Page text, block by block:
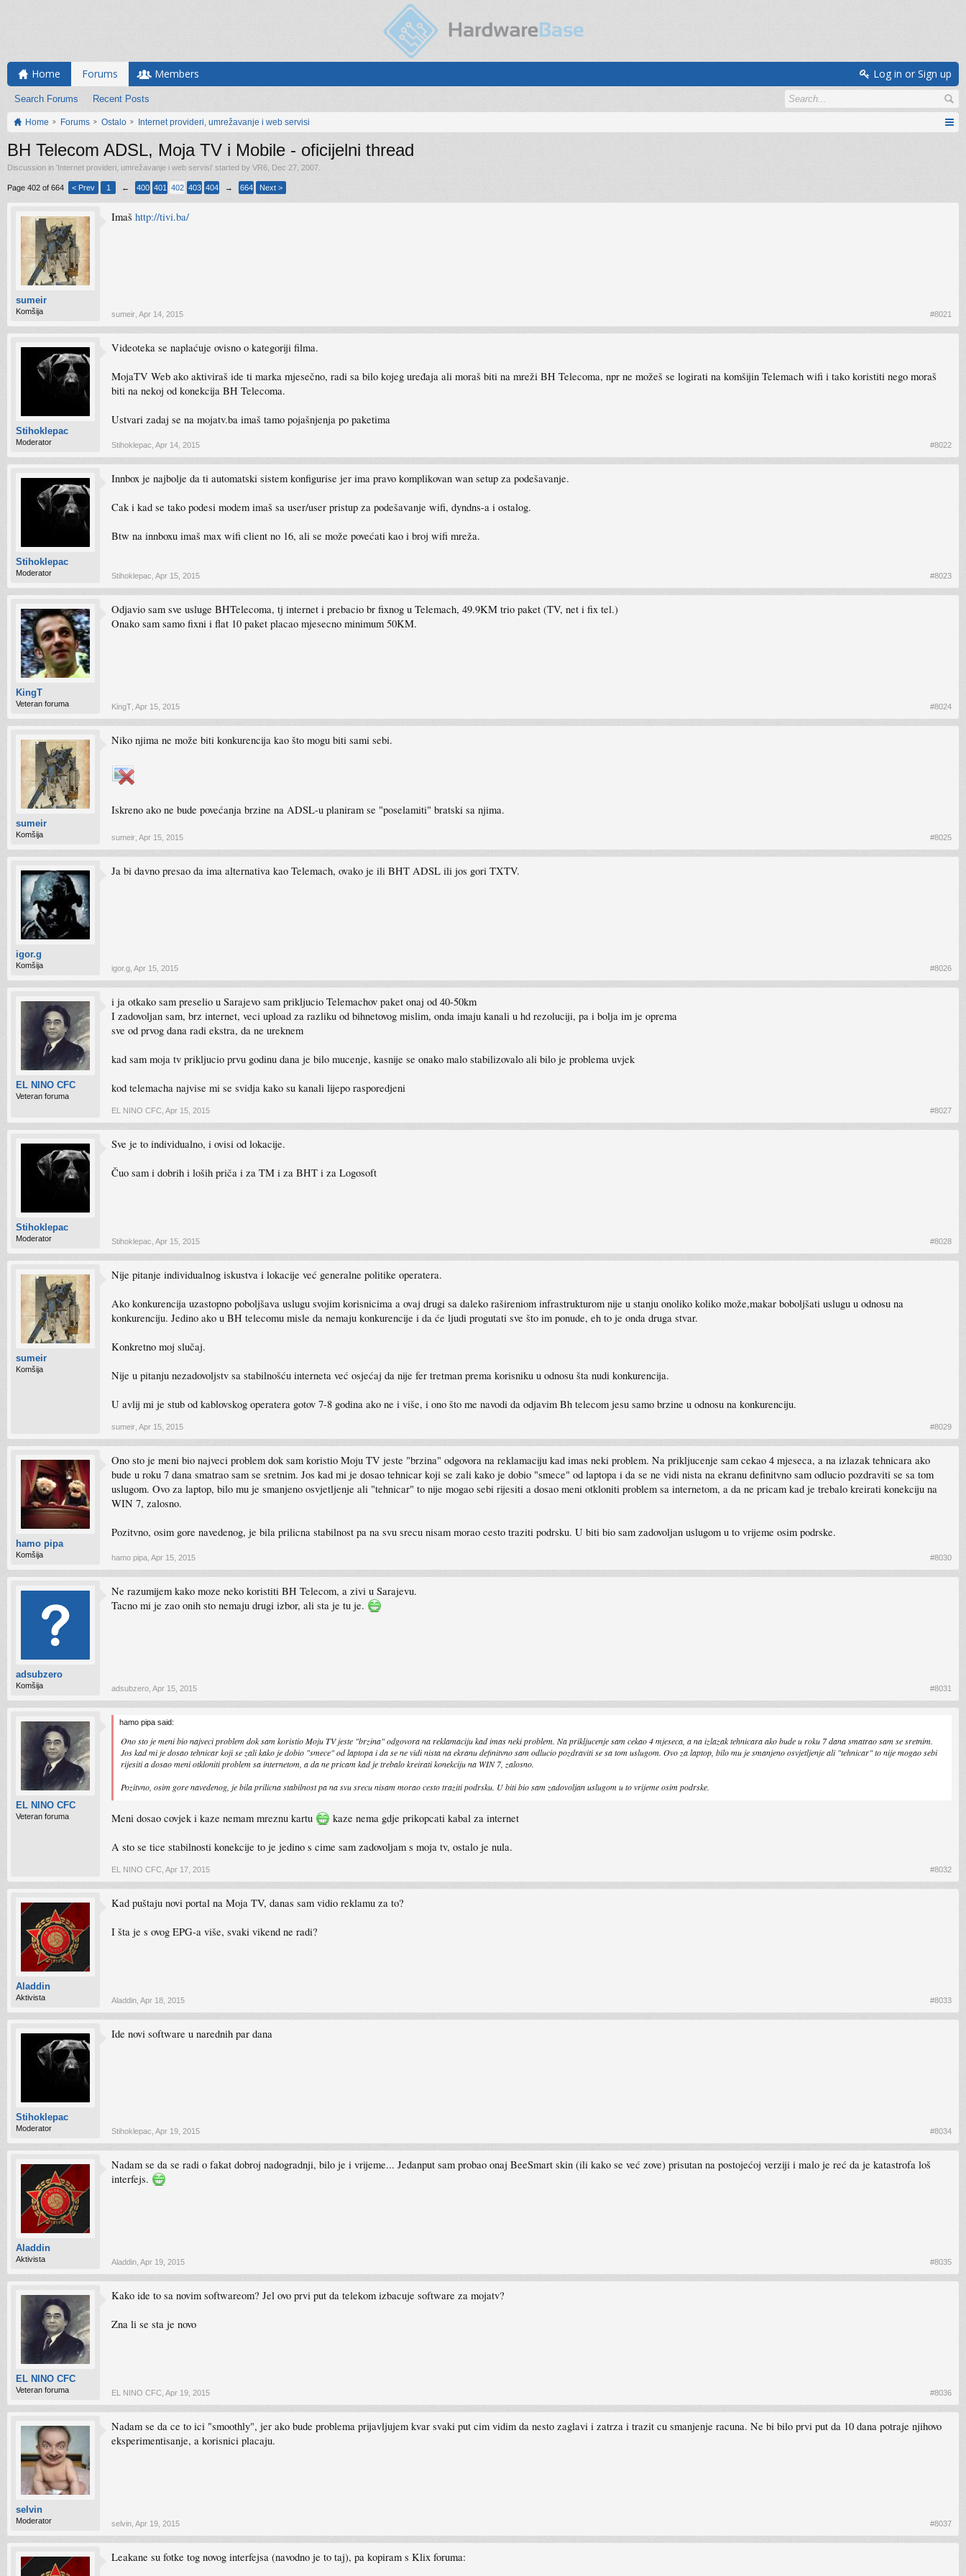
Home Forums
Search Forums Recent Posts
Members Log in or Sign up
Home Forums Ostalo Internet provideri, umrežavanje i web servisi
BH Telecom ADSL, Moja TV i Mobile - oficijelni thread
Discussion in 'Internet provideri, umrežavanje i web servisi' started by VR6 Dec 27, 2007
Page 402 of 664 < Prev 1 ← 400 401 402 403 404 → 664 Next >
sumeir
Komšija
Imaš http://tivi.ba/
sumeir Apr 14, 2015 #8021
Stihoklepac
Moderator
Videoteka se naplaćuje ovisno o kategoriji filma.
MojaTV Web ako aktiviraš ide ti marka mjesečno, radi sa bilo kojeg uređaja ali moraš biti na mreži BH Telecoma, npr ne možeš se logirati na komšijin Telemach wifi i tako koristiti nego moraš
biti na nekoj od konekcija BH Telecoma.
Ustvari zadaj se na mojatv.ba imaš tamo pojašnjenja po paketima
Stihoklepac Apr 14, 2015 #8022
Stihoklepac
Moderator
Innbox je najbolje da ti automatski sistem konfigurise jer ima pravo komplikovan wan setup za podešavanje.
Cak i kad se tako podesi modem imaš sa user/user pristup za podešavanje wifi, dyndns-a i ostalog.
Btw na innboxu imaš max wifi client no 16, ali se može povećati kao i broj wifi mreža.
Stihoklepac Apr 15, 2015 #8023
KingT
Veteran foruma
Odjavio sam sve usluge BHTelecoma, tj internet i prebacio br fixnog u Telemach, 49.9KM trio paket (TV, net i fix tel.)
Onako sam samo fixni i flat 10 paket placao mjesecno minimum 50KM.
KingT Apr 15, 2015 #8024
sumeir
Komšija
Niko njima ne može biti konkurencija kao što mogu biti sami sebi.
Iskreno ako ne bude povećanja brzine na ADSL-u planiram se "poselamiti" bratski sa njima.
sumeir Apr 15, 2015 #8025
igor.g
Komšija
Ja bi davno presao da ima alternativa kao Telemach, ovako je ili BHT ADSL ili jos gori TXTV.
igor.g Apr 15, 2015 #8026
EL NINO CFC
Veteran foruma
i ja otkako sam preselio u Sarajevo sam prikljucio Telemachov paket onaj od 40-50km
I zadovoljan sam, brz internet, veci upload za razliku od bihnetovog mislim, onda imaju kanali u hd rezoluciji, pa i bolja im je oprema
sve od prvog dana radi ekstra, da ne ureknem
kad sam moja tv prikljucio prvu godinu dana je bilo mucenje, kasnije se onako malo stabilizovalo ali bilo je problema uvjek
kod telemacha najvise mi se svidja kako su kanali lijepo rasporedjeni
EL NINO CFC Apr 15, 2015 #8027
Stihoklepac
Moderator
Sve je to individualno, i ovisi od lokacije.
Čuo sam i dobrih i loših priča i za TM i za BHT i za Logosoft
Stihoklepac Apr 15, 2015 #8028
sumeir
Komšija
Nije pitanje individualnog iskustva i lokacije već generalne politike operatera.
Ako konkurencija uzastopno poboljšava uslugu svojim korisnicima a ovaj drugi sa daleko rašireniom infrastrukturom nije u stanju onoliko koliko može,makar boboljšati uslugu u odnosu na
konkurenciju. Jedino ako u BH telecomu misle da nemaju konkurencije i da će ljudi progutati sve što im ponude, eh to je onda druga stvar.
Konkretno moj slučaj.
Nije u pitanju nezadovoljstv sa stabilnošću interneta već osjećaj da nije fer tretman prema korisniku u odnosu šta nudi konkurencija.
U avlij mi je stub od kablovskog operatera gotov 7-8 godina ako ne i više, i ono što me navodi da odjavim Bh telecom jesu samo brzine u odnosu na konkurenciju.
sumeir Apr 15, 2015 #8029
hamo pipa
Komšija
Ono sto je meni bio najveci problem dok sam koristio Moju TV jeste "brzina" odgovora na reklamaciju kad imas neki problem. Na prikljucenje sam cekao 4 mjeseca, a na izlazak tehnicara ako
bude u roku 7 dana smatrao sam se sretnim. Jos kad mi je dosao tehnicar koji se zali kako je dobio "smece" od laptopa i da se ne vidi nista na ekranu definitvno sam odlucio pozdraviti se sa tom
uslugom. Ovo za laptop, bilo mu je smanjeno osvjetljenje ali "tehnicar" to nije mogao sebi rijesiti a dosao meni otkloniti problem sa internetom, a da ne pricam kad je trebalo kreirati konekciju na
WIN 7, zalosno.
Pozitvno, osim gore navedenog, je bila prilicna stabilnost pa na svu srecu nisam morao cesto traziti podrsku. U biti bio sam zadovoljan uslugom u to vrijeme osim podrske.
hamo pipa Apr 15, 2015 #8030
adsubzero
Komšija
Ne razumijem kako moze neko koristiti BH Telecom, a zivi u Sarajevu.
Tacno mi je zao onih sto nemaju drugi izbor, ali sta je tu je.
adsubzero Apr 15, 2015 #8031
EL NINO CFC
Veteran foruma
hamo pipa said:
Ono sto je meni bio najveci problem dok sam koristio Moju TV jeste "brzina" odgovora na reklamaciju kad imas neki problem. Na prikljucenje sam cekao 4 mjeseca, a na izlazak tehnicara ako bude u roku 7 dana smatrao sam se sretnim.
Jos kad mi je dosao tehnicar koji se zali kako je dobio "smece" od laptopa i da se ne vidi nista na ekranu definitvno sam odlucio pozdraviti se sa tom uslugom. Ovo za laptop, bilo mu je smanjeno osvjetljenje ali "tehnicar" to nije mogao sebi
rijesiti a dosao meni otkloniti problem sa internetom, a da ne pricam kad je trebalo kreirati konekciju na WIN 7, zalosno.
Pozitvno, osim gore navedenog, je bila prilicna stabilnost pa na svu srecu nisam morao cesto traziti podrsku. U biti bio sam zadovoljan uslugom u to vrijeme osim podrske.
Meni dosao covjek i kaze nemam mreznu kartu kaze nema gdje prikopcati kabal za internet
A sto se tice stabilnosti konekcije to je jedino s cime sam zadovoljam s moja tv, ostalo je nula.
EL NINO CFC Apr 17, 2015 #8032
Aladdin
Aktivista
Kad puštaju novi portal na Moja TV, danas sam vidio reklamu za to?
I šta je s ovog EPG-a više, svaki vikend ne radi?
Aladdin Apr 18, 2015 #8033
Stihoklepac
Moderator
Ide novi software u narednih par dana
Stihoklepac Apr 19, 2015 #8034
Aladdin
Aktivista
Nadam se da se radi o fakat dobroj nadogradnji, bilo je i vrijeme... Jedanput sam probao onaj BeeSmart skin (ili kako se već zove) prisutan na postojećoj verziji i malo je reć da je katastrofa loš
interfejs.
Aladdin Apr 19, 2015 #8035
EL NINO CFC
Veteran foruma
Kako ide to sa novim softwareom? Jel ovo prvi put da telekom izbacuje software za mojatv?
Zna li se sta je novo
EL NINO CFC Apr 19, 2015 #8036
selvin
Moderator
Nadam se da ce to ici "smoothly", jer ako bude problema prijavljujem kvar svaki put cim vidim da nesto zaglavi i zatrza i trazit cu smanjenje racuna. Ne bi bilo prvi put da 10 dana potraje njihovo
eksperimentisanje, a korisnici placaju.
selvin Apr 19, 2015 #8037
Leakane su fotke tog novog interfejsa (navodno je to taj), pa kopiram s Klix foruma: